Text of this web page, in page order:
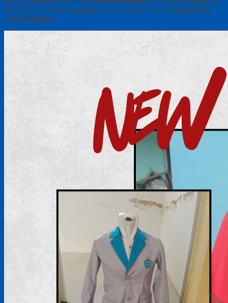
yang tepat, jas almamater yang rapi, elegan, dan nyaman bisa
Anda dapatkan